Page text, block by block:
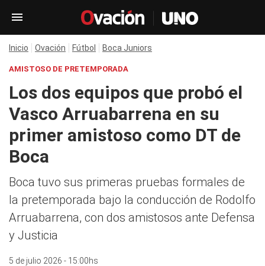
Inicio Ovación Fútbol Boca Juniors
AMISTOSO DE PRETEMPORADA
Los dos equipos que probó el
Vasco Arruabarrena en su
primer amistoso como DT de
Boca
Boca tuvo sus primeras pruebas formales de
la pretemporada bajo la conducción de Rodolfo
Arruabarrena, con dos amistosos ante Defensa
y Justicia
5 de julio 2026 - 15:00hs